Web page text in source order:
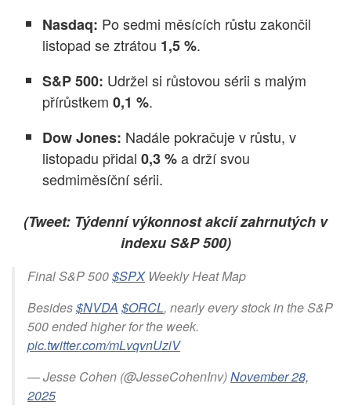
Nasdaq: Po sedmi měsících růstu zakončil
listopad se ztrátou 1,5 %.
S&P 500: Udržel si růstovou sérii s malým
přírůstkem 0,1 %.
Dow Jones: Nadále pokračuje v růstu, v
listopadu přidal 0,3 %a drží svou
sedmiměsíční sérii.
(Tweet: Týdenní výkonnost akcií zahrnutých v
indexu S&P 500)
Final S&P 500$SPXWeekly Heat Map
Besides$NVDA $ORCL, nearly every stock in the S&P
500 ended higher for the week.
pic.twitter.com/mLvqvnUziV
— Jesse Cohen (@JesseCohenInv)November 28,
2025